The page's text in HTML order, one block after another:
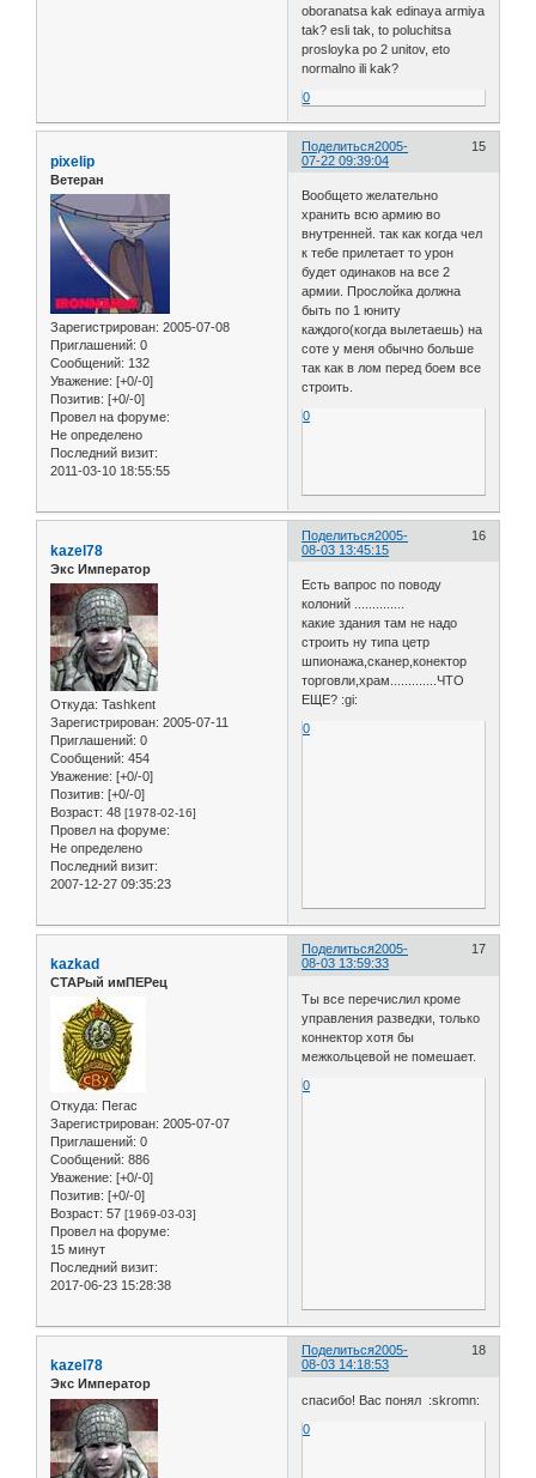
oboranatsa kak edinaya armiya
tak? esli tak, to poluchitsa
prosloyka po 2 unitov, eto
normalno ili kak?
0
Поделиться 15
2005-
07-22 09:39:04
pixelip
Ветеран
Зарегистрирован: 2005-07-08
Приглашений: 0
Сообщений: 132
Уважение: [+0/-0]
Позитив: [+0/-0]
Провел на форуме:
Не определено
Последний визит:
2011-03-10 18:55:55
Вообщето желательно
хранить всю армию во
внутренней. так как когда чел
к тебе прилетает то урон
будет одинаков на все 2
армии. Прослойка должна
быть по 1 юниту
каждого(когда вылетаешь) на
соте у меня обычно больше
так как в лом перед боем все
строить.
0
Поделиться 16
2005-
08-03 13:45:15
kazel78
Экс Император
Откуда: Tashkent
Зарегистрирован: 2005-07-11
Приглашений: 0
Сообщений: 454
Уважение: [+0/-0]
Позитив: [+0/-0]
Возраст: 48 [1978-02-16]
Провел на форуме:
Не определено
Последний визит:
2007-12-27 09:35:23
Есть вапрос по поводу
колоний ..............
какие здания там не надо
строить ну типа цетр
шпионажа,сканер,конектор
торговли,храм.............ЧТО
ЕЩЕ? :gi:
0
Поделиться 17
2005-
08-03 13:59:33
kazkad
СТАРый имПЕРец
Откуда: Пегас
Зарегистрирован: 2005-07-07
Приглашений: 0
Сообщений: 886
Уважение: [+0/-0]
Позитив: [+0/-0]
Возраст: 57 [1969-03-03]
Провел на форуме:
15 минут
Последний визит:
2017-06-23 15:28:38
Ты все перечислил кроме
управления разведки, только
коннектор хотя бы
межкольцевой не помешает.
0
Поделиться 18
2005-
08-03 14:18:53
kazel78
Экс Император
спасибо! Вас понял :skromn:
0